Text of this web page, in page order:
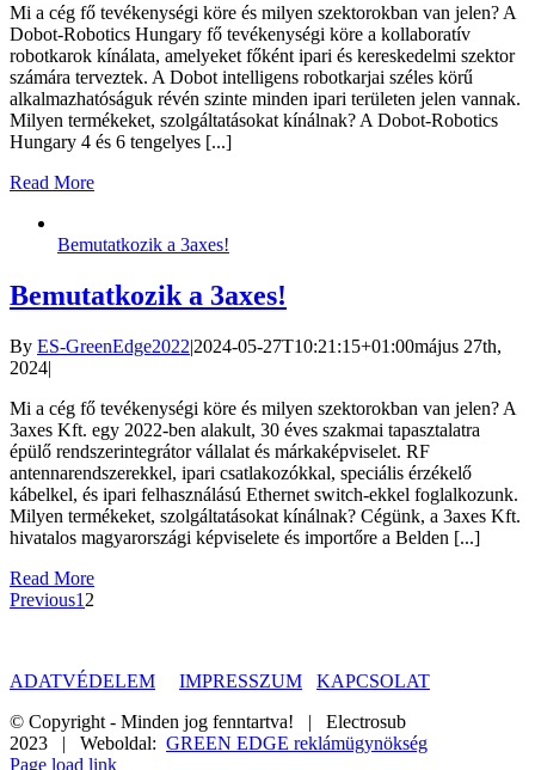
Mi a cég fő tevékenységi köre és milyen szektorokban van jelen? A
Dobot-Robotics Hungary fő tevékenységi köre a kollaboratív
robotkarok kínálata, amelyeket főként ipari és kereskedelmi szektor
számára terveztek. A Dobot intelligens robotkarjai széles körű
alkalmazhatóságuk révén szinte minden ipari területen jelen vannak.
Milyen termékeket, szolgáltatásokat kínálnak? A Dobot-Robotics
Hungary 4 és 6 tengelyes [...]
Read More
Bemutatkozik a 3axes!
Bemutatkozik a 3axes!
By ES-GreenEdge2022|2024-05-27T10:21:15+01:00május 27th,
2024|
Mi a cég fő tevékenységi köre és milyen szektorokban van jelen? A
3axes Kft. egy 2022-ben alakult, 30 éves szakmai tapasztalatra
épülő rendszerintegrátor vállalat és márkaképviselet. RF
antennarendszerekkel, ipari csatlakozókkal, speciális érzékelő
kábelkel, és ipari felhasználású Ethernet switch-ekkel foglalkozunk.
Milyen termékeket, szolgáltatásokat kínálnak? Cégünk, a 3axes Kft.
hivatalos magyarországi képviselete és importőre a Belden [...]
Read More
Previous1 2
ADATVÉDELEM IMPRESSZUM
KAPCSOLAT
© Copyright - Minden jog fenntartva! | Electrosub
2023 | Weboldal: GREEN EDGE reklámügynökség
Page load link